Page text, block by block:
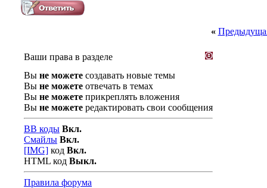
«
Ваши права в разделе
Вы не можете создавать новые темы
Вы не можете отвечать в темах
Вы не можете прикреплять вложения
Вы не можете редактировать свои сообщения
BB коды Вкл.
Смайлы Вкл.
[IMG] код Вкл.
HTML код Выкл.
Правила форума